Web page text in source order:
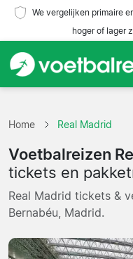
We vergelijken primaire
hoger of lager
Teams
Competities
Reisorganisaties
Home Real Madrid
Voetbalreizen
tickets en
Real Madrid tickets &
Bernabéu, Madrid.